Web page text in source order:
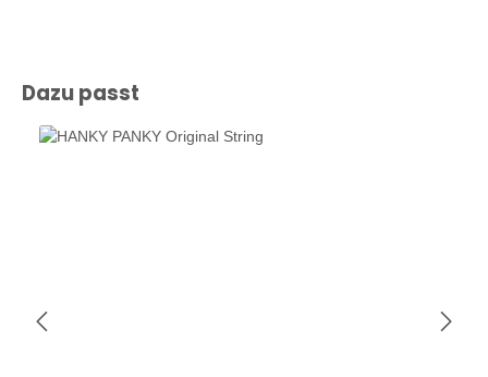
Produktgalerie überspringen
Dazu passt